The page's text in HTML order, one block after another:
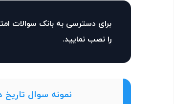
برای دسترسی به بانک سوالات
را نصب نمایید.
نمونه سوال